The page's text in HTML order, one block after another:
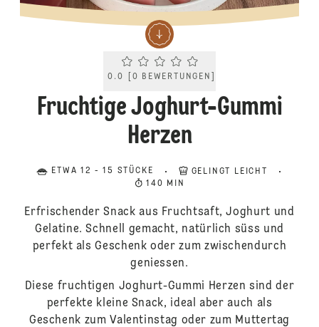
Current rating 0.0. Click to rate.
0.0 0 BEWERTUNGEN
Fruchtige Joghurt-Gummi
Herzen
ETWA 12 - 15 STÜCKE
GELINGT LEICHT
140 MIN
Erfrischender Snack aus Fruchtsaft, Joghurt und
Gelatine. Schnell gemacht, natürlich süss und
perfekt als Geschenk oder zum zwischendurch
geniessen.
Diese fruchtigen Joghurt‑Gummi Herzen sind der
perfekte kleine Snack, ideal aber auch als
Geschenk zum Valentinstag oder zum Muttertag